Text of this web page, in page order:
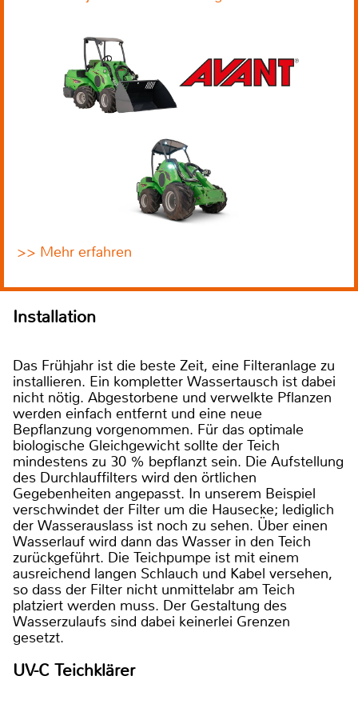
>> Mehr erfahren
Installation
Das Frühjahr ist die beste Zeit, eine Filteranlage zu
installieren. Ein kompletter Wassertausch ist dabei
nicht nötig. Abgestorbene und verwelkte Pflanzen
werden einfach entfernt und eine neue
Bepflanzung vorgenommen. Für das optimale
biologische Gleichgewicht sollte der Teich
mindestens zu 30 % bepflanzt sein. Die Aufstellung
des Durchlauffilters wird den örtlichen
Gegebenheiten angepasst. In unserem Beispiel
verschwindet der Filter um die Hausecke; lediglich
der Wasserauslass ist noch zu sehen. Über einen
Wasserlauf wird dann das Wasser in den Teich
zurückgeführt. Die Teichpumpe ist mit einem
ausreichend langen Schlauch und Kabel versehen,
so dass der Filter nicht unmittelabr am Teich
platziert werden muss. Der Gestaltung des
Wasserzulaufs sind dabei keinerlei Grenzen
gesetzt.
UV-C Teichklärer